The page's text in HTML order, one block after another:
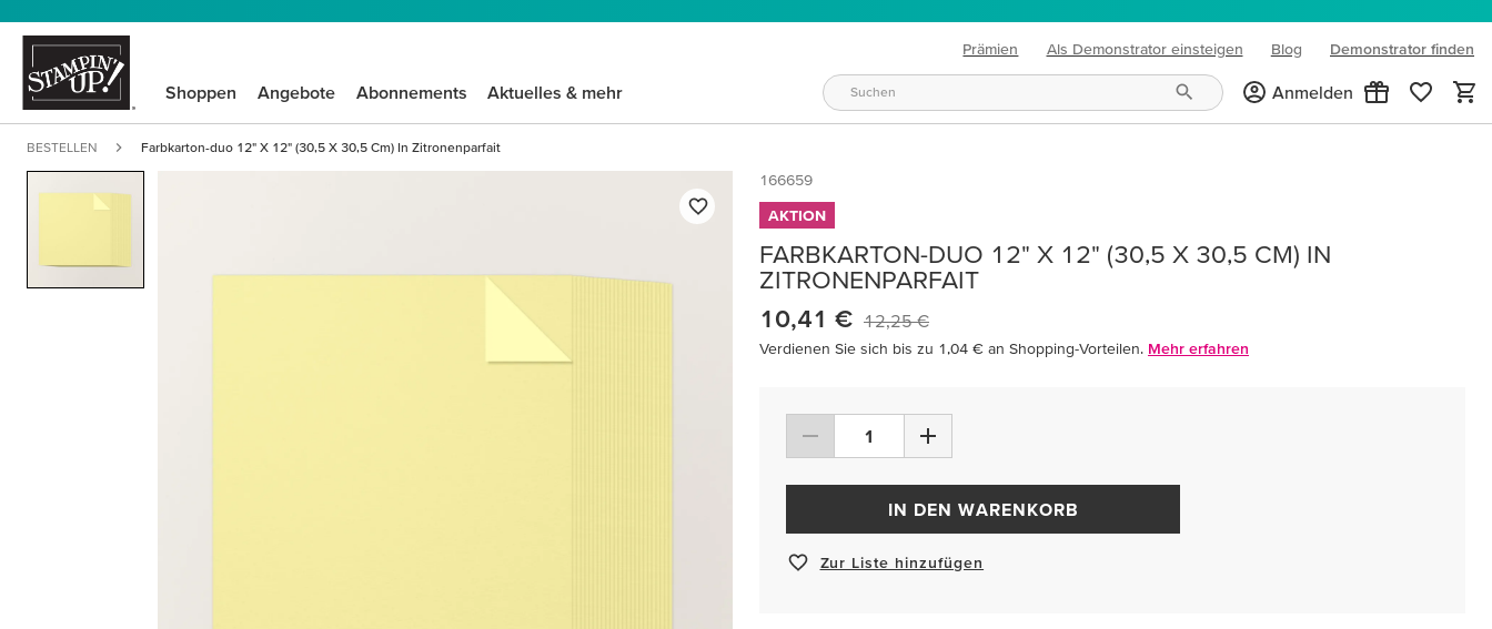
Prämien Als Demonstrator einsteigen Blog
(opens in new tab)
Demonstrator finden
Shoppen Angebote Abonnements Aktuelles & mehr Anmelden
BESTELLEN Farbkarton-duo 12" X 12" (30,5 X 30,5 Cm) In Zitronenparfait
166659
AKTION
FARBKARTON-DUO 12" X 12" (30,5 X 30,5 CM) IN
ZITRONENPARFAIT
10,41 € 12,25 €
Verdienen Sie sich bis zu 1,04 € an Shopping-Vorteilen. Mehr erfahren
IN DEN WARENKORB
Zur Liste hinzufügen